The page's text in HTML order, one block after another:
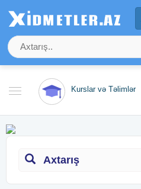
Kurslar və Təlimlər
Axtarış